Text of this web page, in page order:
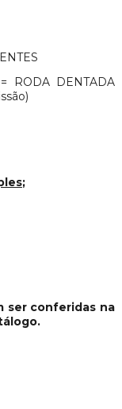
RODA DENTADA
;
ser conferidas na